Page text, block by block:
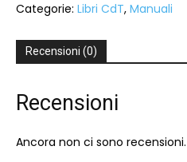
con
Le
basi
metodo
di
quantità
Categorie: Libri CdT, Manuali
Recensioni (0)
Recensioni
Ancora non ci sono recensioni.